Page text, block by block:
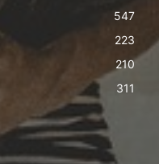
547
223
210
311